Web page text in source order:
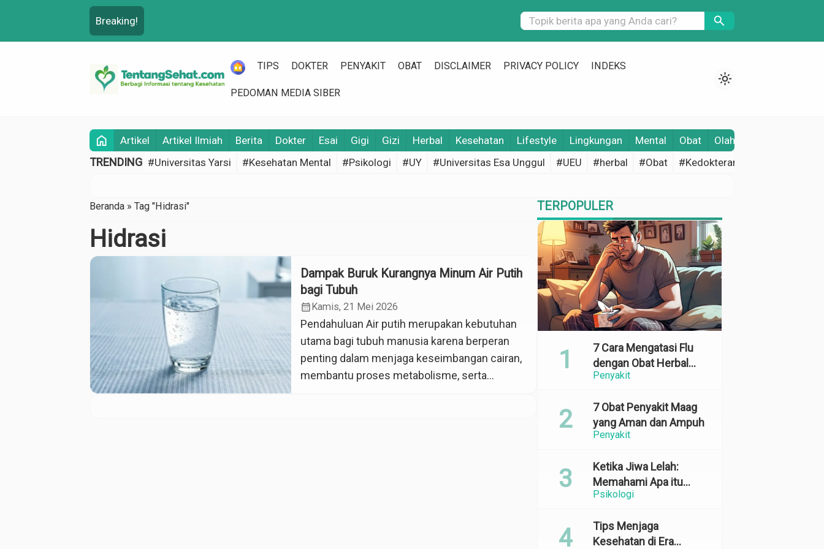
Breaking! search
HOME
TIPS DOKTER PENYAKIT OBAT DISCLAIMER PRIVACY POLICY INDEKS
PEDOMAN MEDIA SIBER
light_mode
home Artikel Artikel Ilmiah Berita Dokter Esai Gigi Gizi Herbal Kesehatan Lifestyle Lingkungan Mental Obat Olahraga
TRENDING #Universitas Yarsi #Kesehatan Mental #Psikologi #UY #Universitas Esa Unggul #UEU #herbal #Obat #Kedokteran
Beranda » Tag "Hidrasi"
Hidrasi
Dampak Buruk Kurangnya Minum Air Putih
bagi Tubuh
calendar_monthKamis, 21 Mei 2026
Pendahuluan Air putih merupakan kebutuhan
utama bagi tubuh manusia karena berperan
penting dalam menjaga keseimbangan cairan,
membantu proses metabolisme, serta
TERPOPULER
Penyakit
7 Cara Mengatasi Flu
dengan Obat Herbal
yang Ampuh dan
Penyakit
7 Obat Penyakit Maag
yang Aman dan Ampuh
Psikologi
Ketika Jiwa Lelah:
Memahami Apa itu
Emotional Exhaustion
Tips Menjaga
Kesehatan di Era